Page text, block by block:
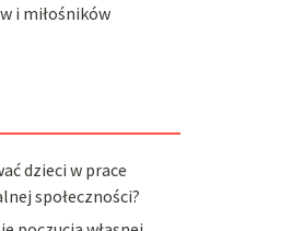
i miłośników
dzieci w prace
społeczności?